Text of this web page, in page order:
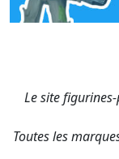
Le site
Toutes les